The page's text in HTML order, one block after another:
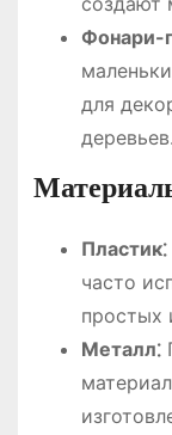
Фонари-
для
деревьев.
Пластик⁚
часто
простых
Металл⁚